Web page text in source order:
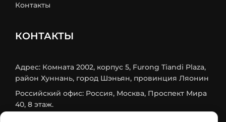
Контакты
КОНТАКТЫ
Адрес: Комната 2002, корпус 5, Furong Tiandi Plaza,
район Хуннань, город Шэньян, провинция Ляонин
Российский офис: Россия, Москва, Проспект Мира
40, 8 этаж.